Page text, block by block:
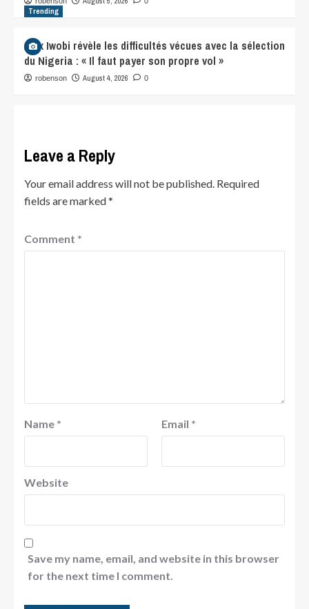
Trending
Alex Iwobi révèle les difficultés vécues avec la sélection
du Nigeria : « Il faut payer son propre vol »
robenson August 4, 2026 0
Leave a Reply
Your email address will not be published. Required
fields are marked*
Comment *
Name * Email *
Website
Save my name, email, and website in this browser
for the next time I comment.